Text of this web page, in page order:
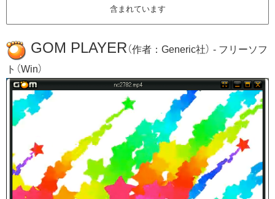
含まれています
GOM PLAYER （作者：Generic社） - フリーソフ
ト（Win）